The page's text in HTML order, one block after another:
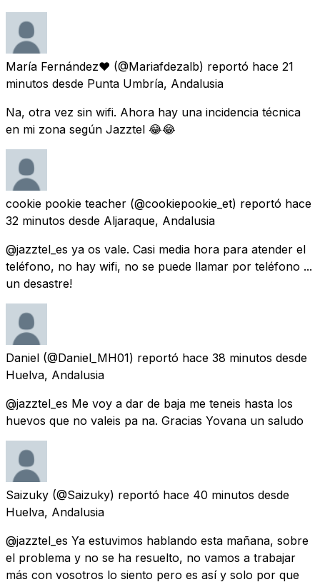
María Fernández♥ (@Mariafdezalb) reportó hace 21
minutos desde Punta Umbría, Andalusia
Na, otra vez sin wifi. Ahora hay una incidencia técnica
en mi zona según Jazztel 😂😂
cookie pookie teacher (@cookiepookie_et) reportó hace
32 minutos desde Aljaraque, Andalusia
@jazztel_es ya os vale. Casi media hora para atender el
teléfono, no hay wifi, no se puede llamar por teléfono ...
un desastre!
Daniel (@Daniel_MH01) reportó hace 38 minutos desde
Huelva, Andalusia
@jazztel_es Me voy a dar de baja me teneis hasta los
huevos que no valeis pa na. Gracias Yovana un saludo
Saizuky (@Saizuky) reportó hace 40 minutos desde
Huelva, Andalusia
@jazztel_es Ya estuvimos hablando esta mañana, sobre
el problema y no se ha resuelto, no vamos a trabajar
más con vosotros lo siento pero es así y solo por que